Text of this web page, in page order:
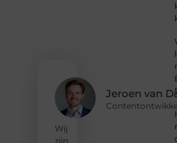
Jeroen van
Wij
zijn